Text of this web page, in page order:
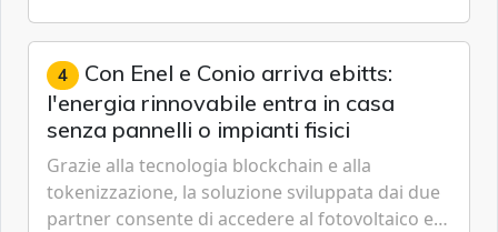
artificiale dell'azienda di Mark Zuckerberg.
4 Con Enel e Conio arriva ebitts:
l'energia rinnovabile entra in casa
senza pannelli o impianti fisici
Grazie alla tecnologia blockchain e alla
tokenizzazione, la soluzione sviluppata dai due
partner consente di accedere al fotovoltaico e